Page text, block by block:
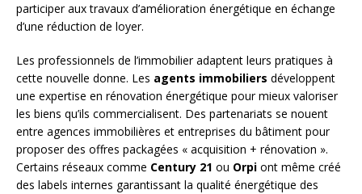
participer aux travaux d’amélioration énergétique en échange
d’une réduction de loyer.
Les professionnels de l’immobilier adaptent leurs pratiques à
cette nouvelle donne. Les agents immobiliers développent
une expertise en rénovation énergétique pour mieux valoriser
les biens qu’ils commercialisent. Des partenariats se nouent
entre agences immobilières et entreprises du bâtiment pour
proposer des offres packagées « acquisition + rénovation ».
Certains réseaux comme Century 21 ou Orpi ont même créé
des labels internes garantissant la qualité énergétique des